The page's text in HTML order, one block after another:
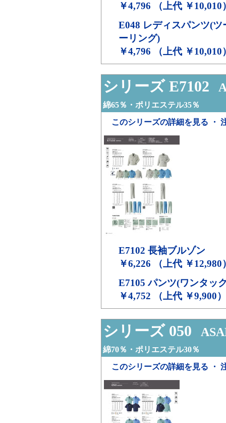
￥4,796 （上代 ￥10,010
E048 レディスパンツ(
ーリング)
￥4,796 （上代 ￥10,010
シリーズ E7102
綿65％・ポリエステル35％
このシリーズの詳細を見る ・
E7102 長袖ブルゾン
￥6,226 （上代 ￥12,980
E7105 パンツ(ワンタッ
￥4,752 （上代 ￥9,900）
シリーズ 050
綿70％・ポリエステル30％
このシリーズの詳細を見る ・